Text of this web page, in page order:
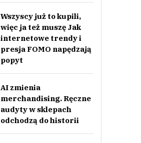
Wszyscy już to kupili,
więc ja też muszę Jak
internetowe trendy i
presja FOMO napędzają
popyt
AI zmienia
merchandising. Ręczne
audyty w sklepach
odchodzą do historii